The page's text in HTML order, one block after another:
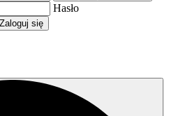
Hasło
Zaloguj się